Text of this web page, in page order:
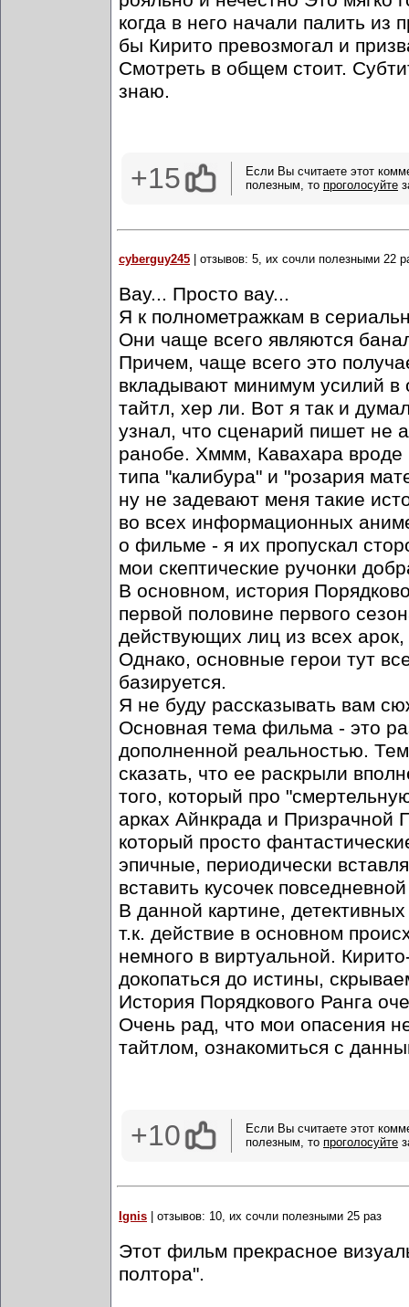
когда в него начали палить
бы Кирито превозмогал и
Смотреть в общем стоит.
знаю.
+15
Если Вы считаете этот
полезным, то проголосуйте
cyberguy245 | отзывов: 5, их сочли полезными 22
Вау... Просто вау...
Я к полнометражкам в
Они чаще всего являются
Причем, чаще всего это
вкладывают минимум усилий в
тайтл, хер ли. Вот я так и
узнал, что сценарий пишет не
ранобе. Хммм, Кавахара
типа "калибура" и "розария
ну не задевают меня такие
во всех информационных
о фильме - я их пропускал
мои скептические ручонки
В основном, история
первой половине первого
действующих лиц из всех
Однако, основные герои тут
базируется.
Я не буду рассказывать вам
Основная тема фильма - это
дополненной реальностью.
сказать, что ее раскрыли
того, который про
арках Айнкрада и Призрачной
который просто
эпичные, периодически
вставить кусочек
В данной картине,
т.к. действие в основном
немного в виртуальной.
докопаться до истины,
История Порядкового Ранга
Очень рад, что мои опасения
тайтлом, ознакомиться с
+10
Если Вы считаете этот
полезным, то проголосуйте
Ignis | отзывов: 10, их сочли полезными 25 раз
Этот фильм прекрасное
полтора".